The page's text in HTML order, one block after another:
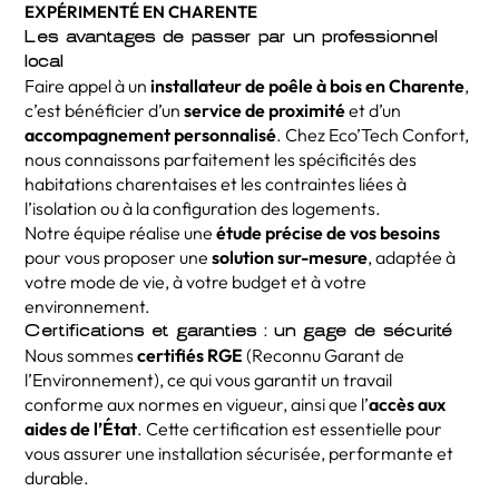
EXPÉRIMENTÉ EN CHARENTE
Les avantages de passer par un professionnel
local
Faire appel à uninstallateur de poêle à bois en Charente,
c’est bénéficier d’unservice de proximitéet d’un
accompagnement personnalisé. Chez Eco’Tech Confort,
nous connaissons parfaitement les spécificités des
habitations charentaises et les contraintes liées à
l’isolation ou à la configuration des logements.
Notre équipe réalise uneétude précise de vos besoins
pour vous proposer unesolution sur-mesure, adaptée à
votre mode de vie, à votre budget et à votre
environnement.
Certifications et garanties : un gage de sécurité
Nous sommescertifiés RGE (Reconnu Garant de
l’Environnement), ce qui vous garantit un travail
conforme aux normes en vigueur, ainsi que l’accès aux
aides de l’État. Cette certification est essentielle pour
vous assurer une installation sécurisée, performante et
durable.